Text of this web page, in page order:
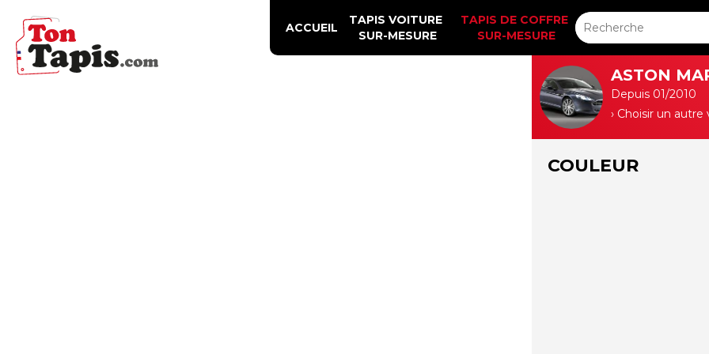
ASTON
Depuis 01/2010
› Choisir un autre
COULEUR
ACCUEIL
TAPIS VOITURE
SUR-MESURE
TAPIS DE COFFRE
SUR-MESURE